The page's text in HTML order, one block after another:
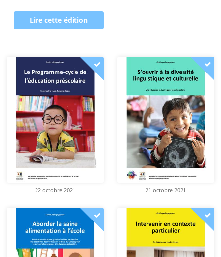
Lire cette édition
22 octobre 2021 21 octobre 2021